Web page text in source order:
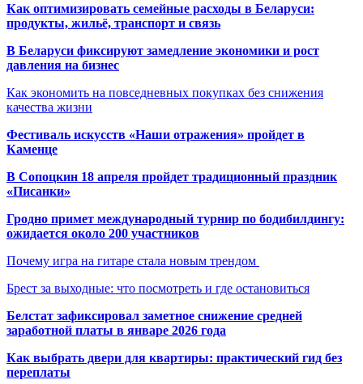
Как оптимизировать семейные расходы в Беларуси:
продукты, жильё, транспорт и связь
В Беларуси фиксируют замедление экономики и рост
давления на бизнес
Как экономить на повседневных покупках без снижения
качества жизни
Фестиваль искусств «Наши отражения» пройдет в
Каменце
В Сопоцкин 18 апреля пройдет традиционный праздник
«Писанки»
Гродно примет международный турнир по бодибилдингу:
ожидается около 200 участников
Почему игра на гитаре стала новым трендом
Брест за выходные: что посмотреть и где остановиться
Белстат зафиксировал заметное снижение средней
заработной платы в январе 2026 года
Как выбрать двери для квартиры: практический гид без
переплаты